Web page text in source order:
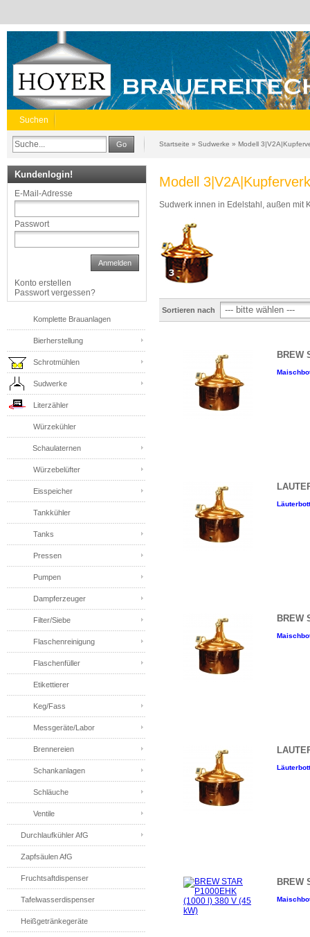
Suchen
Go Startseite » Sudwerke » Modell
Modell
Sudwerk innen in Edelstahl, außen mit
Sortieren nach
BREW
BREW
BREW
Kundenlogin!
E-Mail-Adresse
Passwort
Anmelden
Konto erstellen
Passwort vergessen?
Komplette Brauanlagen
Bierherstellung
Schrotmühlen
Sudwerke
Literzähler
Würzekühler
Schaulaternen
Würzebelüfter
Eisspeicher
Tankkühler
Tanks
Pressen
Pumpen
Dampferzeuger
Filter/Siebe
Flaschenreinigung
Flaschenfüller
Etikettierer
Keg/Fass
Messgeräte/Labor
Brennereien
Schankanlagen
Schläuche
Ventile
Durchlaufkühler AfG
Zapfsäulen AfG
Fruchtsaftdispenser
Tafelwasserdispenser
Heißgetränkegeräte